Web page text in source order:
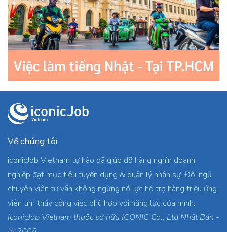
Về chúng tôi
iconicJob Vietnam tự hào đã giúp đỡ hàng nghìn doanh
nghiệp đạt mục tiêu tuyển dụng & quản lý nhân sự. Đội ngũ
chuyên viên tư vấn không ngừng nỗ lực hỗ trợ hàng triệu ứng
viên tìm thấy công việc phù hợp với năng lực của mình.
iconicJob Vietnam thuộc sở hữu ICONIC Co., Ltd Nhật Bản -